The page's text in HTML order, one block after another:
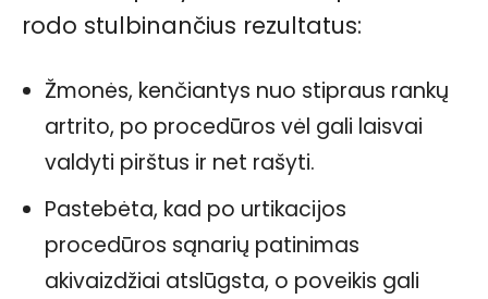
rodo stulbinančius rezultatus:
Žmonės, kenčiantys nuo stipraus rankų
artrito, po procedūros vėl gali laisvai
valdyti pirštus ir net rašyti.
Pastebėta, kad po urtikacijos
procedūros sąnarių patinimas
akivaizdžiai atslūgsta, o poveikis gali